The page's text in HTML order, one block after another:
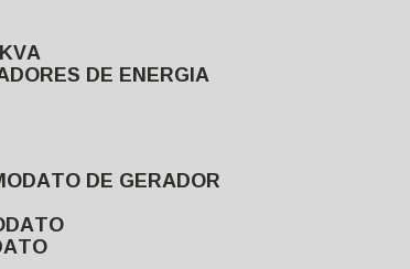
DE ENERGIA
DE GERADOR